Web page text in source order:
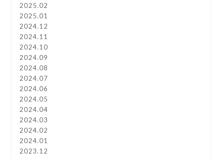
2025.02
2025.01
2024.12
2024.11
2024.10
2024.09
2024.08
2024.07
2024.06
2024.05
2024.04
2024.03
2024.02
2024.01
2023.12